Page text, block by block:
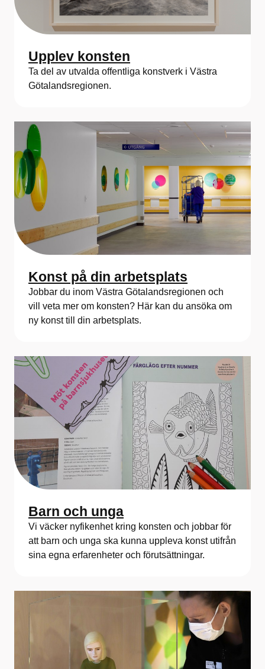
Upplev konsten
Ta del av utvalda offentliga konstverk i Västra
Götalandsregionen.
Konst på din arbetsplats
Jobbar du inom Västra Götalandsregionen och
vill veta mer om konsten? Här kan du ansöka om
ny konst till din arbetsplats.
Barn och unga
Vi väcker nyfikenhet kring konsten och jobbar för
att barn och unga ska kunna uppleva konst utifrån
sina egna erfarenheter och förutsättningar.